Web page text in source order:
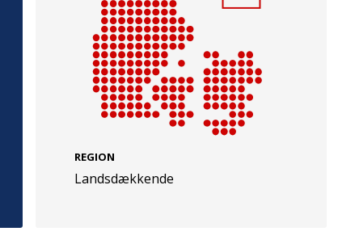
REGION
Landsdækkende
TryghedsGruppen
Facebook LinkedIn
TrygFonden
Facebook